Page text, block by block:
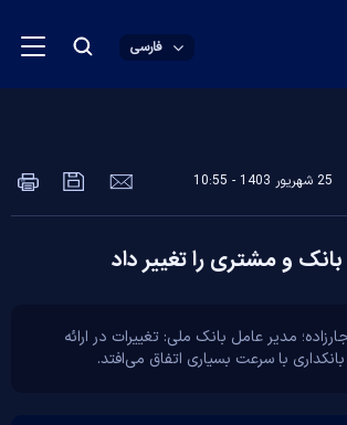
فارسی
25 شهريور 1403 - 10:55
و مشتری را تغییر داد
مدیر عامل بانک ملی: تغییرات در ارائه
با سرعت بسیاری اتفاق می‌افتد.